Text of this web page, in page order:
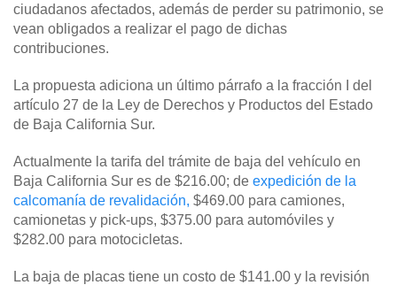
ciudadanos afectados, además de perder su patrimonio, se
vean obligados a realizar el pago de dichas
contribuciones.
La propuesta adiciona un último párrafo a la fracción I del
artículo 27 de la Ley de Derechos y Productos del Estado
de Baja California Sur.
Actualmente la tarifa del trámite de baja del vehículo en
Baja California Sur es de $216.00; de expedición de la
calcomanía de revalidación, $469.00 para camiones,
camionetas y pick-ups, $375.00 para automóviles y
$282.00 para motocicletas.
La baja de placas tiene un costo de $141.00 y la revisión